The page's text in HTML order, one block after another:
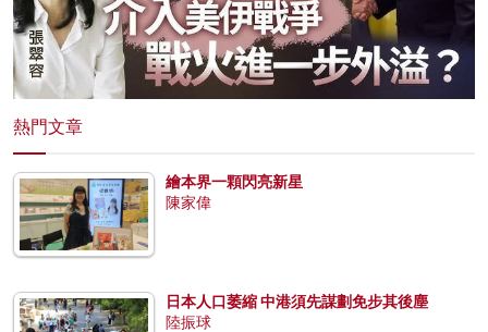
熱門文章
繪本界一顆閃亮新星
陳家偉
日本人口萎縮 中港須先謀劃免步其後塵
陸振球